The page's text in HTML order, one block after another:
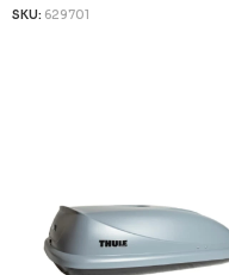
SKU: 629701